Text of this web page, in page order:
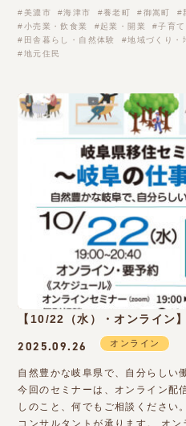
美濃市 海津市 養老町 御嵩町
小売業・飲食業
起業・開業 子育て
田舎暮らし・自然体験
地域づくり・
地元住民
【10/22（水）・オンライン
2025.09.26 オンライン
自然豊かな岐阜県で、自分らしい
今回のセミナーは、オンライン配
しのこと、何でもご相談ください